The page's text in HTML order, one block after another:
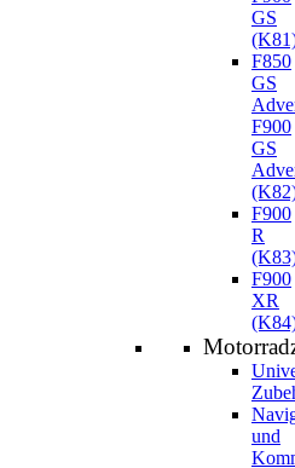
GS
F850
GS
F900
GS
F900
R
F900
XR
und